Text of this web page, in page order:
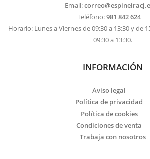
Email:
Teléfono:981 842 624
Horario: Lunes a Viernes de 09:30 a 13:30 y de
09:30 a 13:30.
INFORMACIÓN
Aviso legal
Política de privacidad
Política de cookies
Condiciones de venta
Trabaja con nosotros